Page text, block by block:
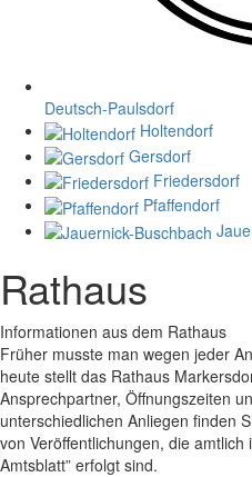
Deutsch-Paulsdorf
Holtendorf
Gersdorf
Friedersdorf
Pfaffendorf
Rathaus
Informationen aus dem Rathaus
Früher musste man wegen jeder
heute stellt das Rathaus
Ansprechpartner, Öffnungszeiten
unterschiedlichen Anliegen finden
von Veröffentlichungen, die
Amtsblatt” erfolgt sind.